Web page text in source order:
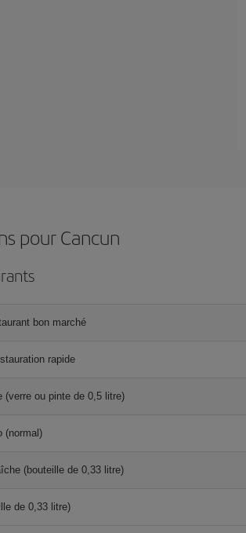
pour Cancun
bon marché
rapide
(verre ou pinte de 0,5 litre)
(normal)
(bouteille de 0,33 litre)
de 0,33 litre)